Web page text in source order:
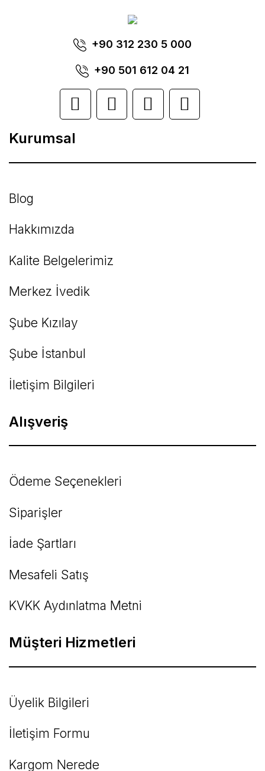
Yorum Yaz
Ürün resmi kalitesiz, bozuk veya
görüntülenemiyor.
Ürün açıklamasında eksik bilgiler bulunuyor.
Ürün bilgilerinde hatalar bulunuyor.
Ürün fiyatı diğer sitelerden daha pahalı.
Bu ürüne benzer farklı alternatifler olmalı.
+90 312 230 5 000
+90 501 612 04 21
Kurumsal
Blog
Hakkımızda
Kalite Belgelerimiz
Merkez İvedik
Şube Kızılay
Şube İstanbul
İletişim Bilgileri
Alışveriş
Ödeme Seçenekleri
Siparişler
İade Şartları
Mesafeli Satış
KVKK Aydınlatma Metni
Müşteri Hizmetleri
Üyelik Bilgileri
İletişim Formu
Kargom Nerede